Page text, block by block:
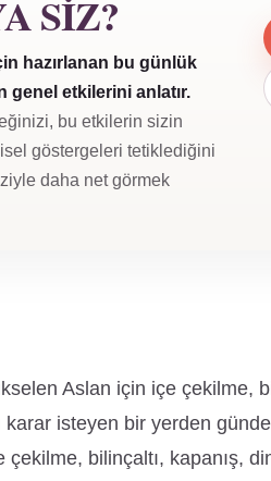
SIZ?
hazırlanan bu günlük
genel etkilerini anlatır.
bu etkilerin sizin
göstergeleri tetiklediğini
daha net görmek
Aslan için içe çekilme,
karar isteyen bir yerden
çekilme, bilinçaltı, kapanış,